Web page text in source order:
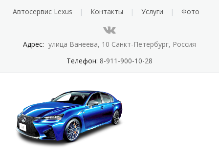
Автосервис Lexus Контакты Услуги Фото
Адрес: улица Ванеева, 10 Санкт-Петербург, Россия
Телефон: 8-911-900-10-28